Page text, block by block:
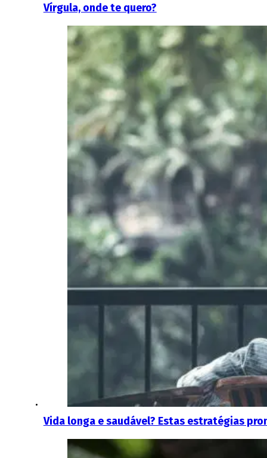
Vírgula, onde te quero?
Vida longa e saudável? Estas estratégias